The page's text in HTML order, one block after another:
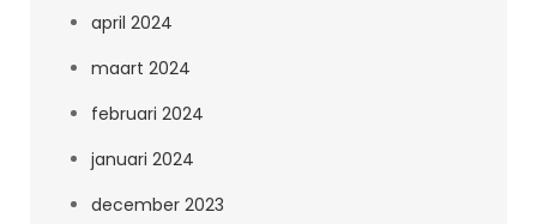
april 2024
maart 2024
februari 2024
januari 2024
december 2023